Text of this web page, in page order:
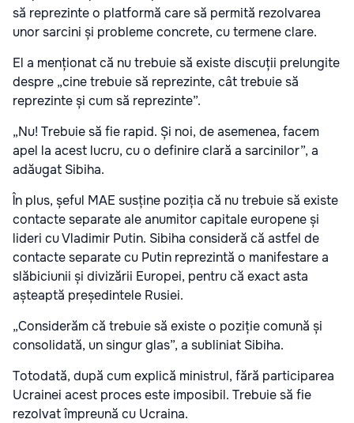
să reprezinte o platformă care să permită rezolvarea
unor sarcini și probleme concrete, cu termene clare.
El a menționat că nu trebuie să existe discuții prelungite
despre „cine trebuie să reprezinte, cât trebuie să
reprezinte și cum să reprezinte”.
„Nu! Trebuie să fie rapid. Și noi, de asemenea, facem
apel la acest lucru, cu o definire clară a sarcinilor”, a
adăugat Sibiha.
În plus, șeful MAE susține poziția că nu trebuie să existe
contacte separate ale anumitor capitale europene și
lideri cu Vladimir Putin. Sibiha consideră că astfel de
contacte separate cu Putin reprezintă o manifestare a
slăbiciunii și divizării Europei, pentru că exact asta
așteaptă președintele Rusiei.
„Considerăm că trebuie să existe o poziție comună și
consolidată, un singur glas”, a subliniat Sibiha.
Totodată, după cum explică ministrul, fără participarea
Ucrainei acest proces este imposibil. Trebuie să fie
rezolvat împreună cu Ucraina.